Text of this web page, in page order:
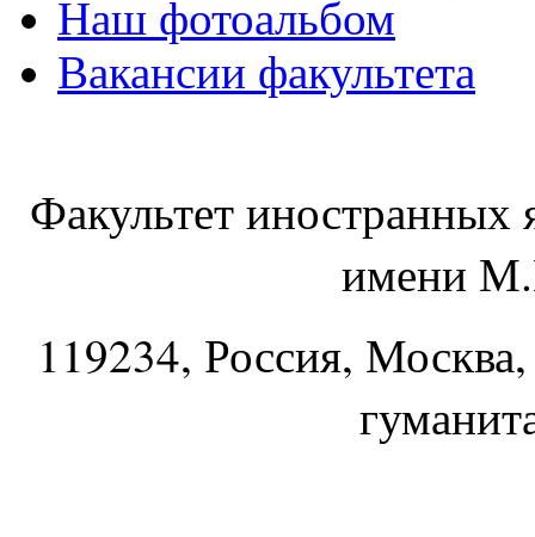
Наш фотоальбом
Вакансии факультета
Факультет
имени
119234, Россия,